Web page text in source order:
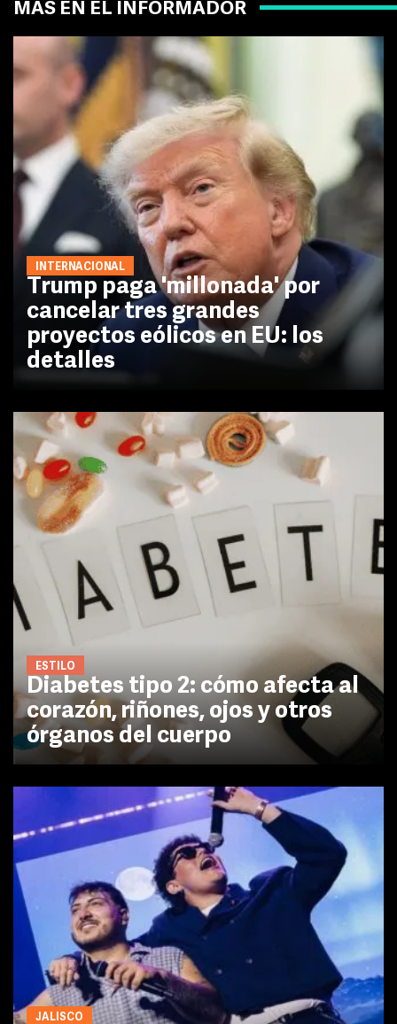
MÁS EN EL INFORMADOR
INTERNACIONAL
Trump paga 'millonada' por
cancelar tres grandes
proyectos eólicos en EU: los
detalles
ESTILO
Diabetes tipo 2: cómo afecta al
corazón, riñones, ojos y otros
órganos del cuerpo
JALISCO